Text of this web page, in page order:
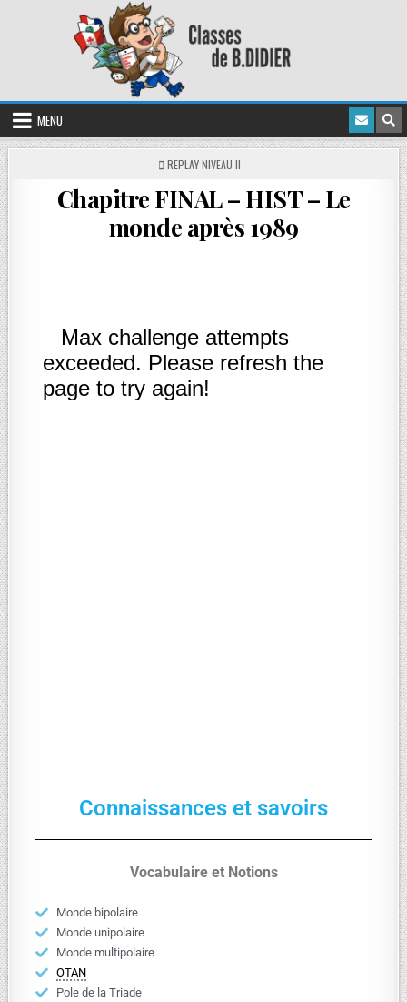
MENU
REPLAY NIVEAU II
Chapitre FINAL – HIST – Le
monde après 1989
Connaissances et savoirs
Vocabulaire et Notions
Monde bipolaire
Monde unipolaire
Monde multipolaire
OTAN
Pole de la Triade